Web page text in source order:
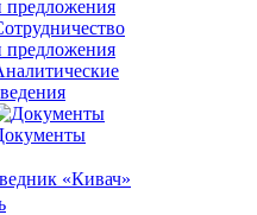
предложения